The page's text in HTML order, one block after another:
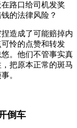
路口给司机发奖
的法律风险？
造成了可能赔掉内
怜的点赞和转发
。他们不管事实真
把原本正常的斑马
。
倒车